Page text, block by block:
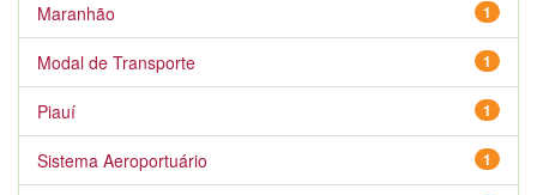
1
Maranhão
1
Modal de Transporte
1
Piauí
1
Sistema Aeroportuário